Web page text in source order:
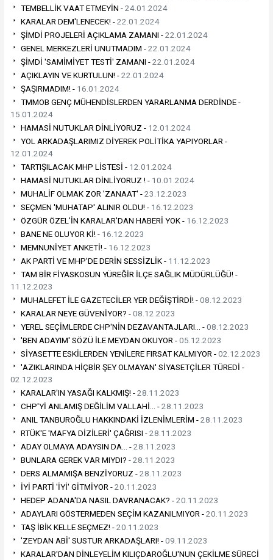
TEMBELLİK VAAT ETMEYİN -24.01.2024
KARALAR DEM'LENECEK! -22.01.2024
ŞİMDİ PROJELERİ AÇIKLAMA ZAMANI -22.01.2024
GENEL MERKEZLERİ UNUTMADIM -22.01.2024
ŞİMDİ 'SAMİMİYET TESTİ' ZAMANI -22.01.2024
AÇIKLAYIN VE KURTULUN! -22.01.2024
ŞAŞIRMADIM! - 16.01.2024
TMMOB GENÇ MÜHENDİSLERDEN YARARLANMA DERDİNDE -
15.01.2024
HAMASİ NUTUKLAR DİNLİYORUZ - 12.01.2024
YOL ARKADAŞLARIMIZ DİYEREK POLİTİKA YAPIYORLAR -
12.01.2024
TARTIŞILACAK MHP LİSTESİ - 12.01.2024
HAMASİ NUTUKLAR DİNLİYORUZ ! - 10.01.2024
MUHALİF OLMAK ZOR 'ZANAAT' -23.12.2023
SEÇMEN 'MUHATAP' ALINIR OLDU! - 16.12.2023
ÖZGÜR ÖZEL'İN KARALAR'DAN HABERİ YOK - 16.12.2023
BANE NE OLUYOR Kİ! - 16.12.2023
MEMNUNİYET ANKETİ! - 16.12.2023
AK PARTİ VE MHP'DE DERİN SESSİZLİK - 11.12.2023
TAM BİR FİYASKOSUN YÜREĞİR İLÇE SAĞLIK MÜDÜRLÜĞÜ! -
11.12.2023
MUHALEFET İLE GAZETECİLER YER DEĞİŞTİRDİ! -08.12.2023
KARALAR NEYE GÜVENİYOR? -08.12.2023
YEREL SEÇİMLERDE CHP'NİN DEZAVANTAJLARI… -08.12.2023
'BEN ADAYIM' SÖZÜ İLE MEYDAN OKUYOR -05.12.2023
SİYASETTE ESKİLERDEN YENİLERE FIRSAT KALMIYOR -02.12.2023
'AZIKLARINDA HİÇBİR ŞEY OLMAYAN' SİYASETÇİLER TÜREDİ -
02.12.2023
KARALAR'IN YASAĞI KALKMIŞ! -28.11.2023
CHP'Yİ ANLAMIŞ DEĞİLİM VALLAHİ… -28.11.2023
ANIL TANBUROĞLU HAKKINDAKİ İZLENİMLERİM -28.11.2023
RTÜK'E 'MAFYA DİZİLERİ' ÇAĞRISI -28.11.2023
ADAY OLMAYA ADAYSIN DA… -28.11.2023
BUNLARA GEREK VAR MIYDI? -28.11.2023
DERS ALMAMIŞA BENZİYORUZ -28.11.2023
İYİ PARTİ 'İYİ' GİTMİYOR -20.11.2023
HEDEP ADANA'DA NASIL DAVRANACAK? -20.11.2023
ADAYLARI GÖSTERMEDEN SEÇİM KAZANILMIYOR -20.11.2023
TAŞ İBİK KELLE SEÇMEZ! -20.11.2023
'ZEYDAN ABİ' SUSTUR ARKADAŞLARI! -09.11.2023
KARALAR'DAN DİNLEYELİM KILIÇDAROĞLU'NUN ÇEKİLME SÜRECİ